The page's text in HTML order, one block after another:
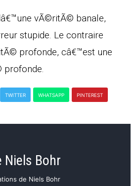
vÃ©ritÃ© banale,
stupide. Le contraire
profonde, câ€™est une
TWITTER WHATSAPP PINTEREST
Niels Bohr
de Niels Bohr